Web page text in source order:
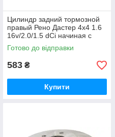
Цилиндр задний тормозной
правый Рено Дастер 4x4 1.6
16v/2.0/1.5 dCi начиная с
2011 LI LPR(Италия) 5218
Готово до відправки
583 ₴
Купити